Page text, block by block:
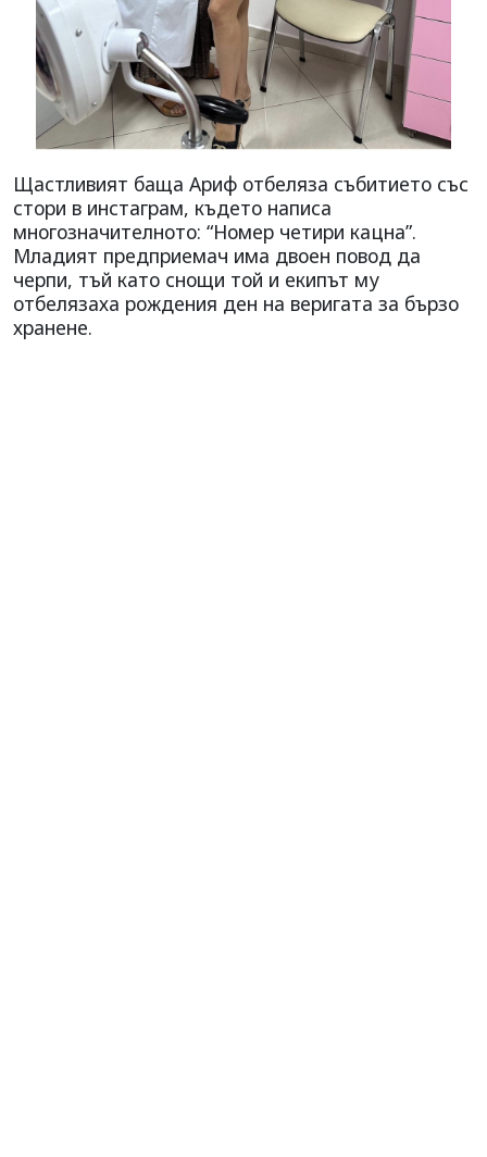
Щастливият баща Ариф отбеляза събитието със
стори в инстаграм, където написа
многозначителното: “Номер четири кацна”.
Младият предприемач има двоен повод да
черпи, тъй като снощи той и екипът му
отбелязаха рождения ден на веригата за бързо
хранене.